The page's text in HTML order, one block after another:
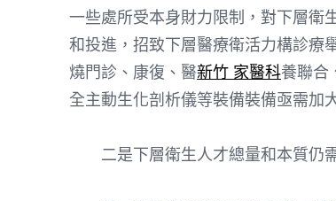
一些處所受本身財力限制，對下層衛
和投進，招致下層醫療衛活力構診療
燒門診、康復、醫新竹 家醫科養聯合
全主動生化剖析儀等裝備裝備亟需加
二是下層衛生人才總量和本質仍